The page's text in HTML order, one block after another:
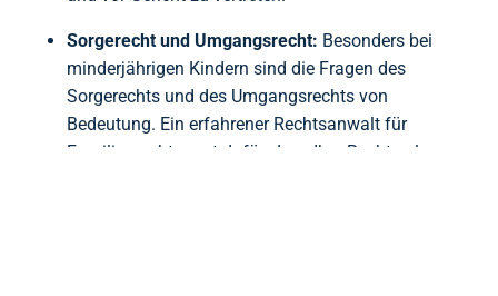
Sorgerecht und Umgangsrecht: Besonders bei
minderjährigen Kindern sind die Fragen des
Sorgerechts und des Umgangsrechts von
Bedeutung. Ein erfahrener Rechtsanwalt für
Familienrecht sorgt dafür, dass Ihre Rechte als